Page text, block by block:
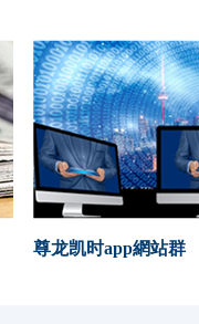
尊龙凯时app網站群